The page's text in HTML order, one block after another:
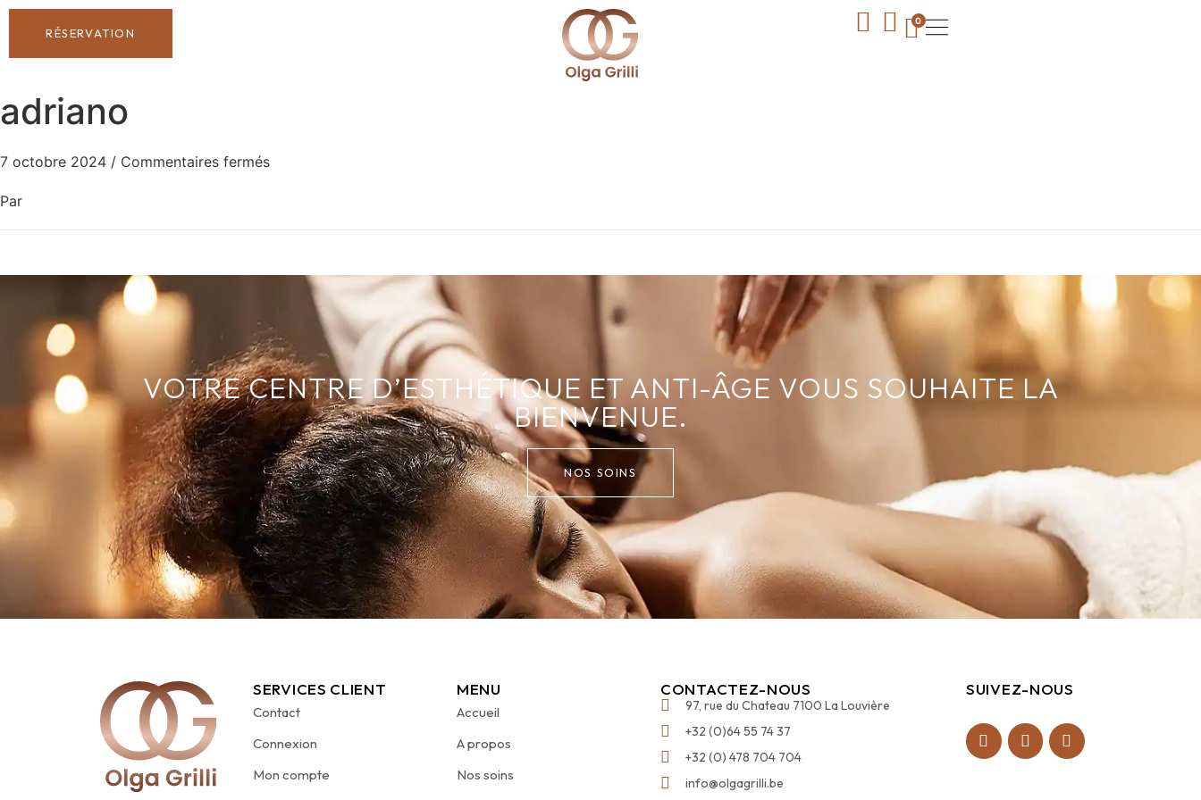
RÉSERVATION
0
adriano
7 octobre 2024 / Commentaires fermés
Par
VOTRE CENTRE D’ESTHÉTIQUE ET ANTI-ÂGE VOUS SOUHAITE LA
BIENVENUE.
NOS SOINS
SERVICES CLIENT
Contact
Connexion
Mon compte
MENU
Accueil
A propos
Nos soins
CONTACTEZ-NOUS
97, rue du Chateau 7100 La Louvière
+32 (0)64 55 74 37
+32 (0) 478 704 704
info@olgagrilli.be
SUIVEZ-NOUS